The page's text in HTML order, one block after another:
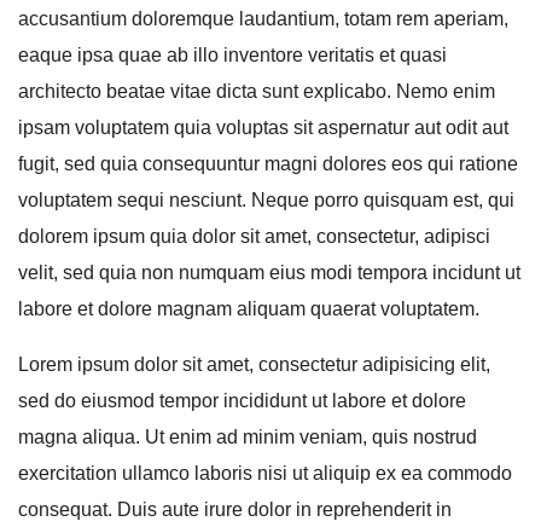
accusantium doloremque laudantium, totam rem aperiam,
eaque ipsa quae ab illo inventore veritatis et quasi
architecto beatae vitae dicta sunt explicabo. Nemo enim
ipsam voluptatem quia voluptas sit aspernatur aut odit aut
fugit, sed quia consequuntur magni dolores eos qui ratione
voluptatem sequi nesciunt. Neque porro quisquam est, qui
dolorem ipsum quia dolor sit amet, consectetur, adipisci
velit, sed quia non numquam eius modi tempora incidunt ut
labore et dolore magnam aliquam quaerat voluptatem.
Lorem ipsum dolor sit amet, consectetur adipisicing elit,
sed do eiusmod tempor incididunt ut labore et dolore
magna aliqua. Ut enim ad minim veniam, quis nostrud
exercitation ullamco laboris nisi ut aliquip ex ea commodo
consequat. Duis aute irure dolor in reprehenderit in